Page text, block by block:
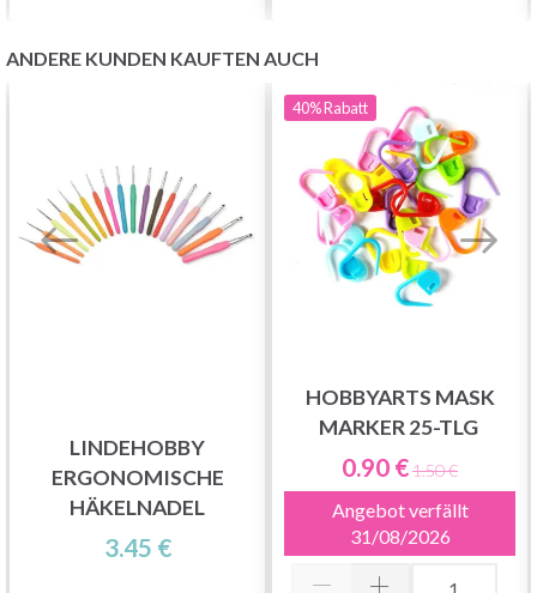
ANDERE KUNDEN KAUFTEN AUCH
LINDEHOBBY
ERGONOMISCHE
HÄKELNADEL
3.45 €
40%Rabatt
HOBBYARTS MASK
MARKER 25-TLG
0.90 €1.50 €
Angebot verfällt
31/08/2026